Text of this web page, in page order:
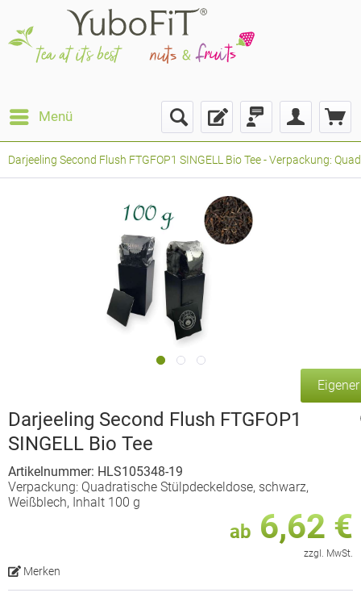
Menü
Darjeeling Second Flush FTGFOP1 SINGELL Bio Tee - Verpackung:
Darjeeling Second Flush FTGFOP1
SINGELL Bio Tee
Artikelnummer: HLS105348-19
Verpackung: Quadratische Stülpdeckeldose, schwarz,
Weißblech, Inhalt 100 g
ab 6,62 €
zzgl. MwSt.
Merken